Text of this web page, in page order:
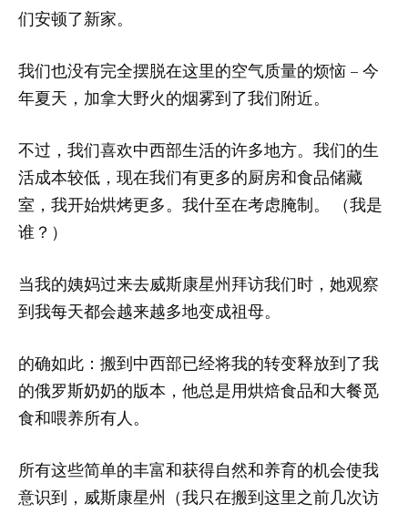
们安顿了新家。
我们也没有完全摆脱在这里的空气质量的烦恼 – 今
年夏天，加拿大野火的烟雾到了我们附近。
不过，我们喜欢中西部生活的许多地方。我们的生
活成本较低，现在我们有更多的厨房和食品储藏
室，我开始烘烤更多。我什至在考虑腌制。 （我是
谁？）
当我的姨妈过来去威斯康星州拜访我们时，她观察
到我每天都会越来越多地变成祖母。
的确如此：搬到中西部已经将我的转变释放到了我
的俄罗斯奶奶的版本，他总是用烘焙食品和大餐觅
食和喂养所有人。
所有这些简单的丰富和获得自然和养育的机会使我
意识到，威斯康星州（我只在搬到这里之前几次访